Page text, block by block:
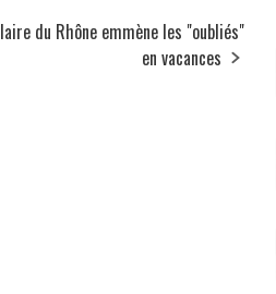
du Rhône emmène les "oubliés"
en vacances